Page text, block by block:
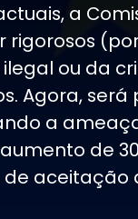
a
rigorosos
ou da
Agora, será
a
de
aceitação